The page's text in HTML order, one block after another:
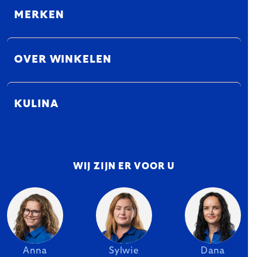
MERKEN
OVER WINKELEN
KULINA
WIJ ZIJN ER VOOR U
Anna Sylwie Dana